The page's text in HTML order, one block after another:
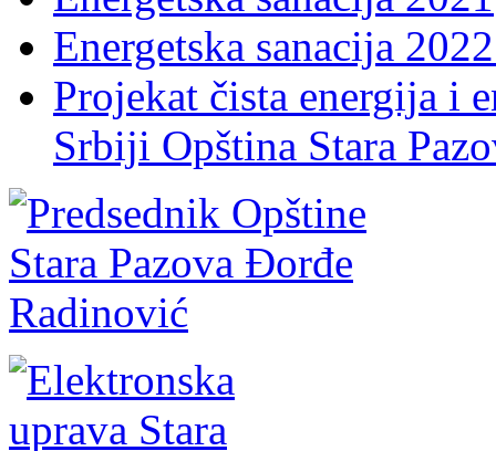
Energetska sanacija
Projekat čista energija i
Srbiji Opština Stara